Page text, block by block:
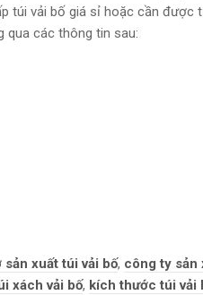
túi vải bố giá sỉ hoặc cần được
qua các thông tin sau:
sản xuất túi vải bố, công ty sản
xách vải bố, kích thước túi vải